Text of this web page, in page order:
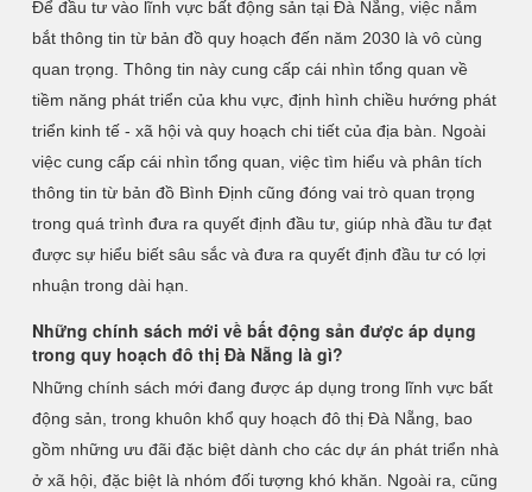
Để đầu tư vào lĩnh vực bất động sản tại Đà Nẵng, việc nắm
bắt thông tin từ bản đồ quy hoạch đến năm 2030 là vô cùng
quan trọng. Thông tin này cung cấp cái nhìn tổng quan về
tiềm năng phát triển của khu vực, định hình chiều hướng phát
triển kinh tế - xã hội và quy hoạch chi tiết của địa bàn. Ngoài
việc cung cấp cái nhìn tổng quan, việc tìm hiểu và phân tích
thông tin từ bản đồ Bình Định cũng đóng vai trò quan trọng
trong quá trình đưa ra quyết định đầu tư, giúp nhà đầu tư đạt
được sự hiểu biết sâu sắc và đưa ra quyết định đầu tư có lợi
nhuận trong dài hạn.
Những chính sách mới về bất động sản được áp dụng
trong quy hoạch đô thị Đà Nẵng là gì?
Những chính sách mới đang được áp dụng trong lĩnh vực bất
động sản, trong khuôn khổ quy hoạch đô thị Đà Nẵng, bao
gồm những ưu đãi đặc biệt dành cho các dự án phát triển nhà
ở xã hội, đặc biệt là nhóm đối tượng khó khăn. Ngoài ra, cũng